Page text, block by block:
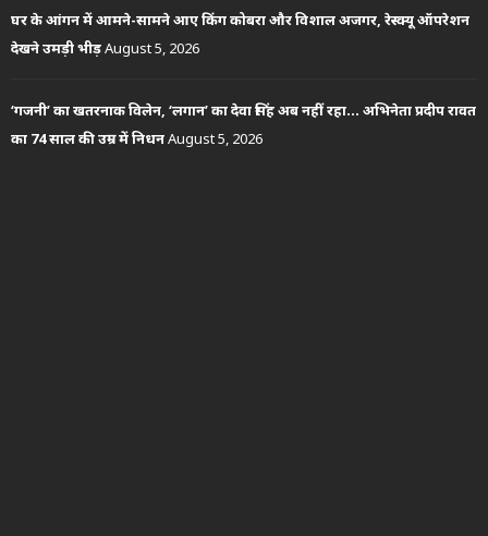
घर के आंगन में आमने-सामने आए किंग कोबरा और विशाल अजगर, रेस्क्यू ऑपरेशन
देखने उमड़ी भीड़August 5, 2026
‘गजनी’ का खतरनाक विलेन, ‘लगान’ का देवा सिंह अब नहीं रहा… अभिनेता प्रदीप रावत
का 74 साल की उम्र में निधनAugust 5, 2026